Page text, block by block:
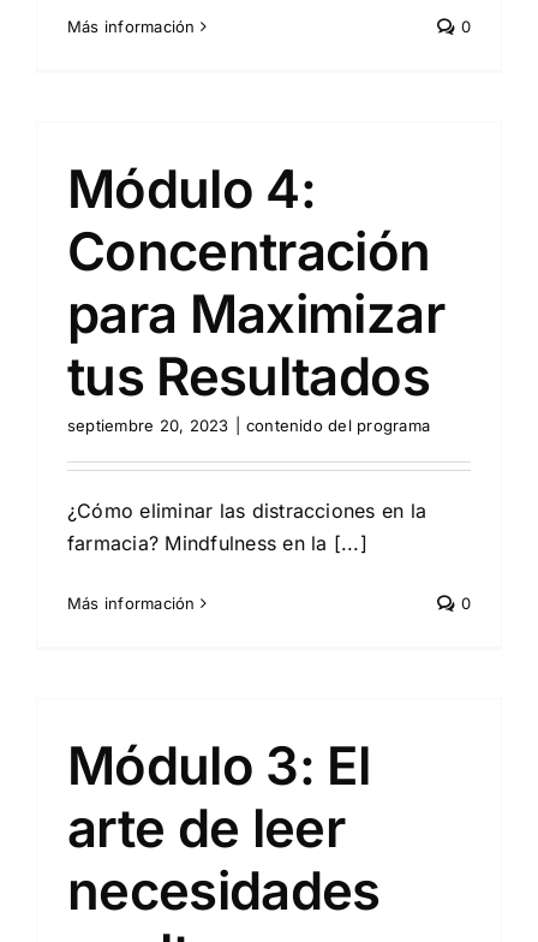
Más información 0
Módulo 4:
Concentración
para Maximizar
tus Resultados
septiembre 20, 2023 contenido del programa
¿Cómo eliminar las distracciones en la
farmacia? Mindfulness en la [...]
Más información 0
Módulo 3: El
arte de leer
necesidades